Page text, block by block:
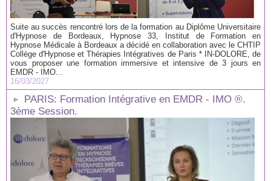
Suite au succès rencontré lors de la formation au Diplôme Universitaire
d'Hypnose de Bordeaux, Hypnose 33, Institut de Formation en
Hypnose Médicale à Bordeaux a décidé en collaboration avec le CHTIP
Collège d'Hypnose et Thérapies Intégratives de Paris * IN-DOLORE, de
vous proposer une formation immersive et intensive de 3 jours en
EMDR - IMO...
16/03/2027
PARIS: Formation Intégrative en EMDR - IMO ®.
3ème Session.